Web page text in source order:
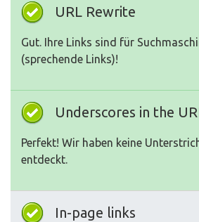
URL Rewrite
Gut. Ihre Links sind für
(sprechende Links)!
Underscores in the
Perfekt! Wir haben keine
entdeckt.
In-page links